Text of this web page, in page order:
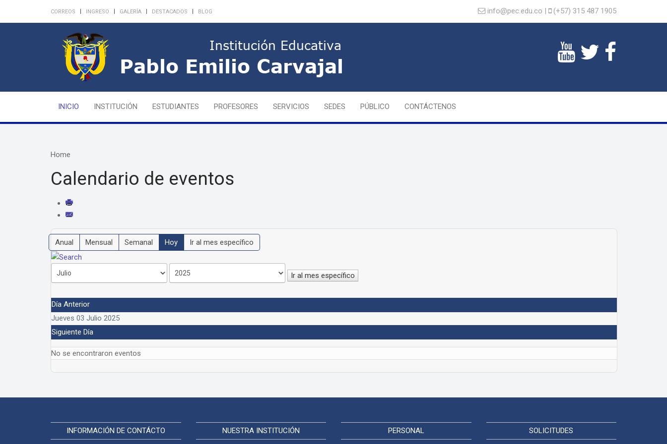
CORREOS INGRESO GALERÍA DESTACADOS BLOG info@pec.edu.co | (+57) 315 487 1905
INICIO INSTITUCIÓN ESTUDIANTES PROFESORES SERVICIOS SEDES PÚBLICO CONTÁCTENOS
Home
Calendario de eventos
Anual Mensual Semanal Hoy Ir al mes específico
Ir al mes específico
Día Anterior
Jueves 03 Julio 2025
Siguiente Día
No se encontraron eventos
INFORMACIÓN DE CONTÁCTO NUESTRA INSTITUCIÓN PERSONAL SOLICITUDES